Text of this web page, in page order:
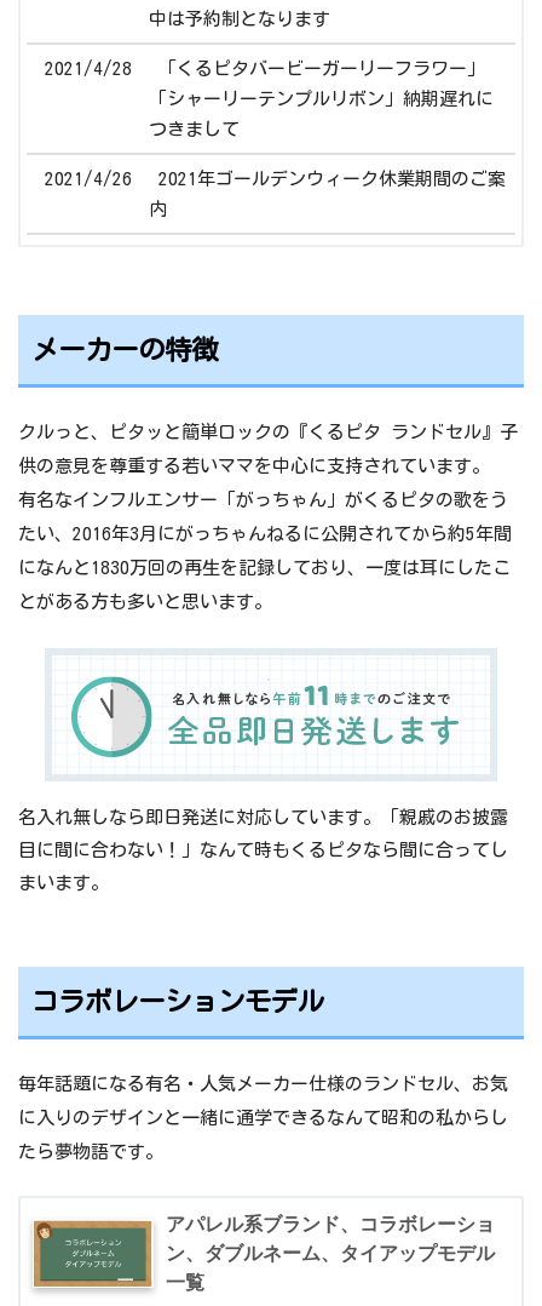
中は予約制となります
2021/4/28
「くるピタバービーガーリーフラワー」
「シャーリーテンプルリボン」納期遅れに
つきまして
2021/4/26
2021年ゴールデンウィーク休業期間のご案
内
レゼントいたします！
2021/3/26
【数量限定】2022年度のカタログご注文で
くるピタオリジナル抗菌マスクケースプレ
2021/3/19
お取扱店舗の検索ができるようになりまし
た！
2021/3/4
イトーヨーカドー様「バーチャル店舗」に
て「くるピタランドセル」が掲載中
2021/3/1
2022年度ご入学用ランドセルの予約販売が
開始いたしました！
2021/2/8
くるピタランドセルのうた【がっちゃん】
2020/11/10 サイトリニューアルのお知らせ
メーカーの特徴
クルっと、ピタッと簡単ロックの『くるピタ ランドセル』子
供の意見を尊重する若いママを中心に支持されています。
有名なインフルエンサー「がっちゃん」がくるピタの歌をう
たい、2016年3月にがっちゃんねるに公開されてから約5年間
になんと1830万回の再生を記録しており、一度は耳にしたこ
とがある方も多いと思います。
名入れ無しなら即日発送に対応しています。「親戚のお披露
目に間に合わない！」なんて時もくるピタなら間に合ってし
まいます。
コラボレーションモデル
毎年話題になる有名・人気メーカー仕様のランドセル、お気
に入りのデザインと一緒に通学できるなんて昭和の私からし
たら夢物語です。
アパレル系ブランド、コラボレーショ
ン、ダブルネーム、タイアップモデル
一覧